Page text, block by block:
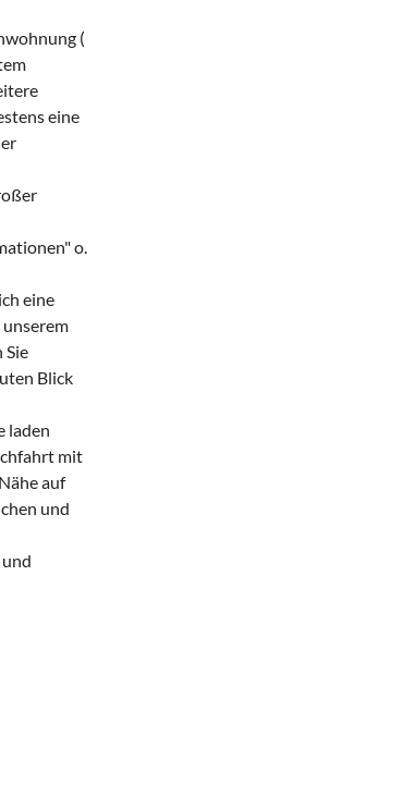
(
eine
o.
eine
Sie
Blick
laden
mit
auf
und